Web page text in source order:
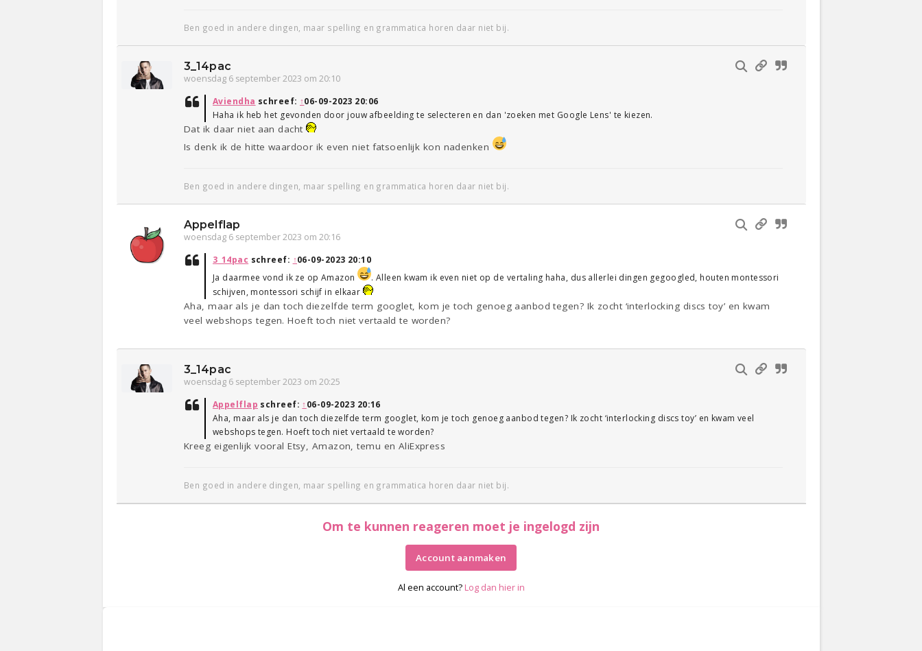
Ben goed in andere dingen, maar spelling en grammatica horen daar niet bij.
3_14pac
woensdag 6 september 2023 om 20:10
Aviendha schreef: ↑06-09-2023 20:06
Haha ik heb het gevonden door jouw afbeelding te selecteren en dan 'zoeken met Google Lens' te kiezen.
Dat ik daar niet aan dacht
Is denk ik de hitte waardoor ik even niet fatsoenlijk kon nadenken
Ben goed in andere dingen, maar spelling en grammatica horen daar niet bij.
Appelflap
woensdag 6 september 2023 om 20:16
3_14pac schreef: ↑06-09-2023 20:10
Ja daarmee vond ik ze op Amazon
. Alleen kwam ik even niet op de vertaling haha, dus allerlei dingen gegoogled, houten montessori
schijven, montessori schijf in elkaar
Aha, maar als je dan toch diezelfde term googlet, kom je toch genoeg aanbod tegen? Ik zocht ‘interlocking discs toy’ en kwam
veel webshops tegen. Hoeft toch niet vertaald te worden?
3_14pac
woensdag 6 september 2023 om 20:25
Appelflap schreef: ↑06-09-2023 20:16
Aha, maar als je dan toch diezelfde term googlet, kom je toch genoeg aanbod tegen? Ik zocht ‘interlocking discs toy’ en kwam veel
webshops tegen. Hoeft toch niet vertaald te worden?
Kreeg eigenlijk vooral Etsy, Amazon, temu en AliExpress
Ben goed in andere dingen, maar spelling en grammatica horen daar niet bij.
Om te kunnen reageren moet je ingelogd zijn
Account aanmaken
Al een account? Log dan hier in